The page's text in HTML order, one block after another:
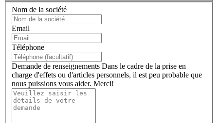
Nom de la société
Email
Téléphone
Demande de renseignements Dans le cadre de la prise en
charge d'effets ou d'articles personnels, il est peu probable que
nous puissions vous aider. Merci!